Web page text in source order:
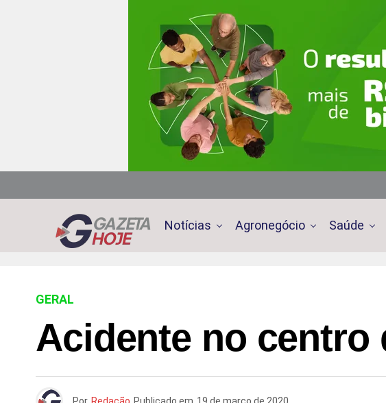
Notícias Agronegócio Saúde
GERAL
Acidente no centro